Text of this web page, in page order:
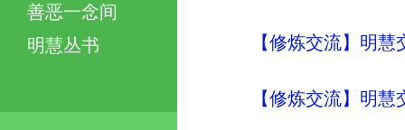
善恶一念间
明慧丛书
【修炼交流】明
【修炼交流】明